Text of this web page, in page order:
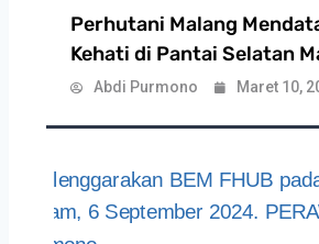
Perhutani Malang
Kehati di Pantai Selatan
Abdi Purmono Maret 10,